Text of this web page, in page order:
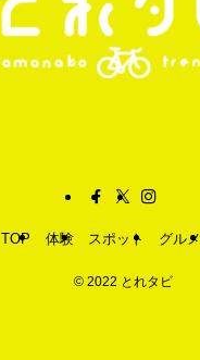
TOP 体験 スポット グルメ
©2022 とれタビ